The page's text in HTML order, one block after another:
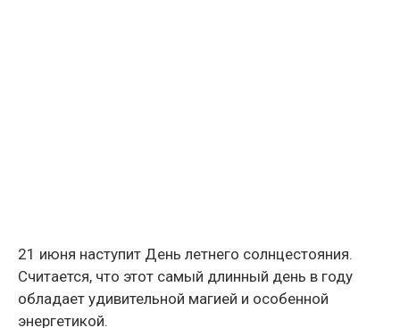
21 июня наступит День летнего солнцестояния.
Считается, что этот самый длинный день в году
обладает удивительной магией и особенной
энергетикой.